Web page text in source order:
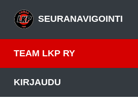
SEURANAVIGOINTI
TEAM LKP RY
KIRJAUDU